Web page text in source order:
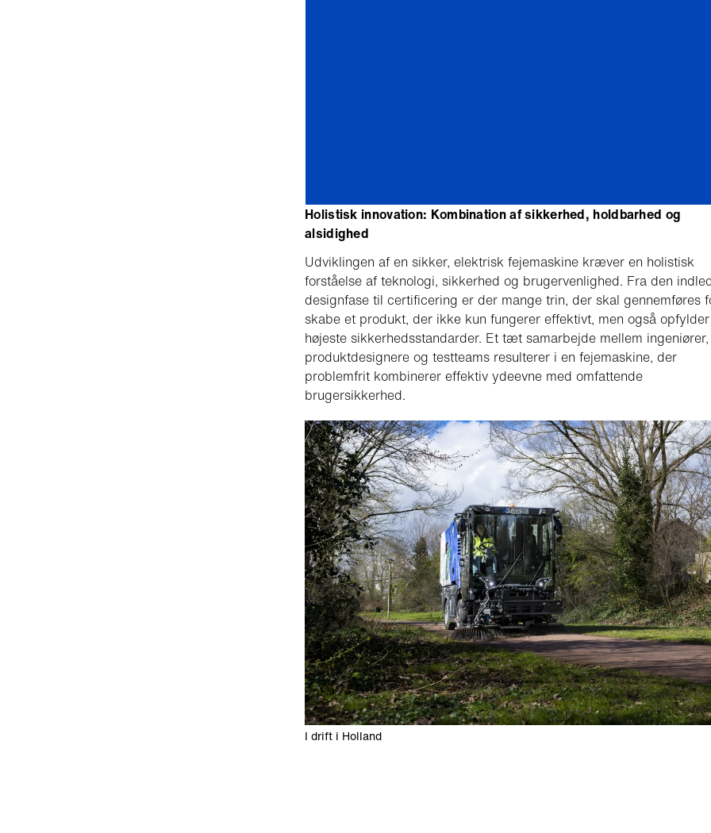
Holistisk innovation: Kombination af sikkerhed, holdbarhed og
alsidighed
Udviklingen af en sikker, elektrisk fejemaskine kræver en holistisk
forståelse af teknologi, sikkerhed og brugervenlighed. Fra den
designfase til certificering er der mange trin, der skal gennemføres
skabe et produkt, der ikke kun fungerer effektivt, men også
højeste sikkerhedsstandarder. Et tæt samarbejde mellem ingeniører,
produktdesignere og testteams resulterer i en fejemaskine, der
problemfrit kombinerer effektiv ydeevne med omfattende
brugersikkerhed.
I drift i Holland